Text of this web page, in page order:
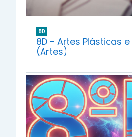
8D
8D - Artes Plásticas
(Artes)